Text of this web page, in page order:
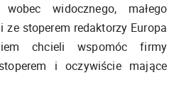
widocznego, małego
stoperem redaktorzy Europa
chcieli wspomóc firmy
i oczywiście mające